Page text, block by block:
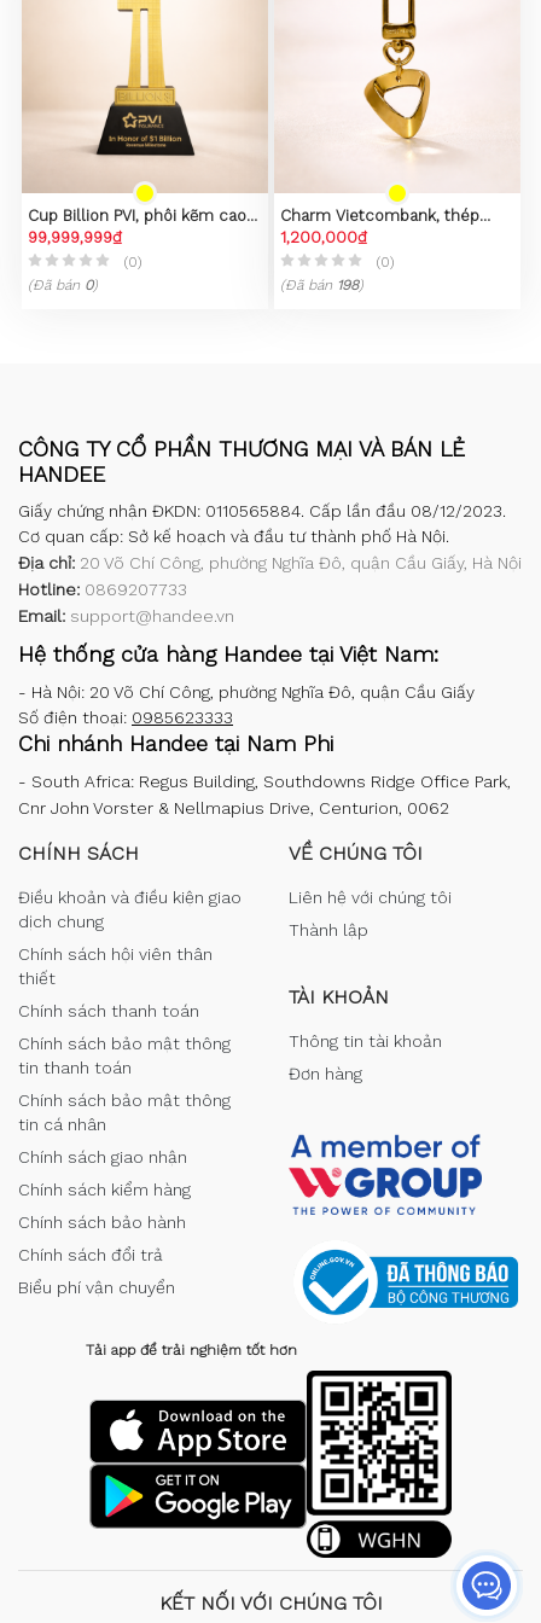
Cup Billion PVI, phôi kẽm cao
cấp
99,999,999₫
(0)
(Đã bán 0)
Charm Vietcombank, thép
không gỉ 316L, mạ vàng 23k
1,200,000₫
(0)
(Đã bán 198)
CÔNG TY CỔ PHẦN THƯƠNG MẠI VÀ BÁN LẺ
HANDEE
Giấy chứng nhận ĐKDN: 0110565884. Cấp lần đầu 08/12/2023.
Cơ quan cấp: Sở kế hoạch và đầu tư thành phố Hà Nội.
Địa chỉ: 20 Võ Chí Công, phường Nghĩa Đô, quận Cầu Giấy, Hà Nội
Hotline: 0869207733
Email: support@handee.vn
Hệ thống cửa hàng Handee tại Việt Nam:
- Hà Nội: 20 Võ Chí Công, phường Nghĩa Đô, quận Cầu Giấy
Số điện thoại: 0985623333
Chi nhánh Handee tại Nam Phi
- South Africa: Regus Building, Southdowns Ridge Office Park,
Cnr John Vorster & Nellmapius Drive, Centurion, 0062
CHÍNH SÁCH
Điều khoản và điều kiện giao
dịch chung
Chính sách hội viên thân
thiết
Chính sách thanh toán
Chính sách bảo mật thông
tin thanh toán
Chính sách bảo mật thông
tin cá nhân
Chính sách giao nhận
Chính sách kiểm hàng
Chính sách bảo hành
Chính sách đổi trả
Biểu phí vận chuyển
VỀ CHÚNG TÔI
Liên hệ với chúng tôi
Thành lập
TÀI KHOẢN
Thông tin tài khoản
Đơn hàng
Tải app để trải nghiệm tốt hơn
KẾT NỐI VỚI CHÚNG TÔI